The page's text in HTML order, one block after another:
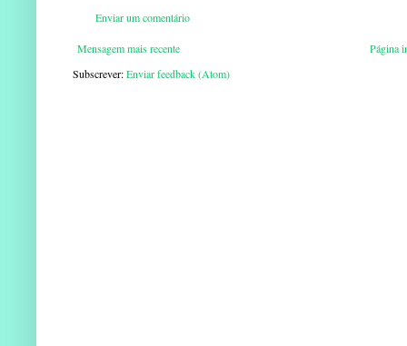
Enviar um comentário
Mensagem mais recente
Página
Subscrever:Enviar feedback (Atom)